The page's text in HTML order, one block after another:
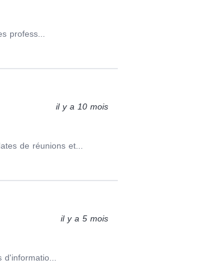
profess...
il y a 10 mois
de réunions et...
il y a 5 mois